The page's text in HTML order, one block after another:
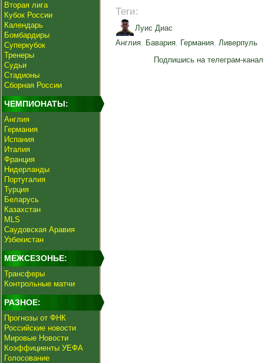
Вторая лига
Кубок России
Календарь
Бомбардиры
Суперкубок
Тренеры
Судьи
Стадионы
Сборная России
ЧЕМПИОНАТЫ:
Англия
Германия
Испания
Италия
Франция
Нидерланды
Португалия
Турция
Беларусь
Казахстан
MLS
Саудовская Аравия
Узбекистан
МЕЖСЕЗОНЬЕ:
Трансферы
Контрольные матчи
РАЗНОЕ:
Прогнозы от ФНК
Российские новости
Мировые Новости
Коэффициенты УЕФА
Голосование
Теги:
Луис Диас
Англия, Бавария, Германия, Ливерпуль
Подпишись на телеграм-